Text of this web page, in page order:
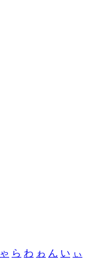
ゃ ら わ ゎ ん い ぃ